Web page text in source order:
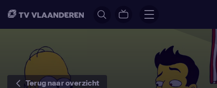
Terug naar overzicht